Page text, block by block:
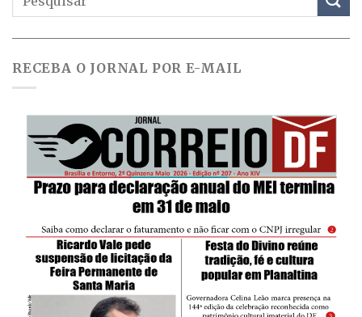
RECEBA O JORNAL POR E-MAIL